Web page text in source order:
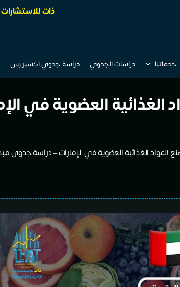
ذات
خدماتنا دراسات الجدوي دراسة جدوي اكسبريس
الغذائية العضوية في
المواد الغذائية العضوية في الإمارات – دراسة